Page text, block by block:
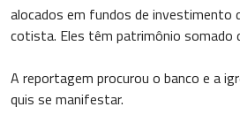
alocados em fundos de investimento
cotista. Eles têm patrimônio somado
A reportagem procurou o banco e a
quis se manifestar.